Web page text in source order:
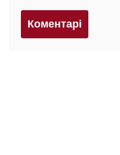
Коментарi